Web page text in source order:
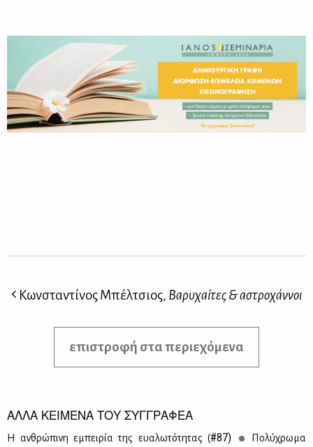
Κωνσταντίνος Μπέλτσιος, Βαρυχαίτες & αστροχάννοι
επιστροφή στα περιεχόμενα
ΑΛΛΑ ΚΕΙΜΕΝΑ ΤΟΥ ΣΥΓΓΡΑΦΕΑ
Η αν­θρώ­πι­νη εμπει­ρία της ευα­λω­τό­τη­τας (#87) Πο­λύ­χρω­μα